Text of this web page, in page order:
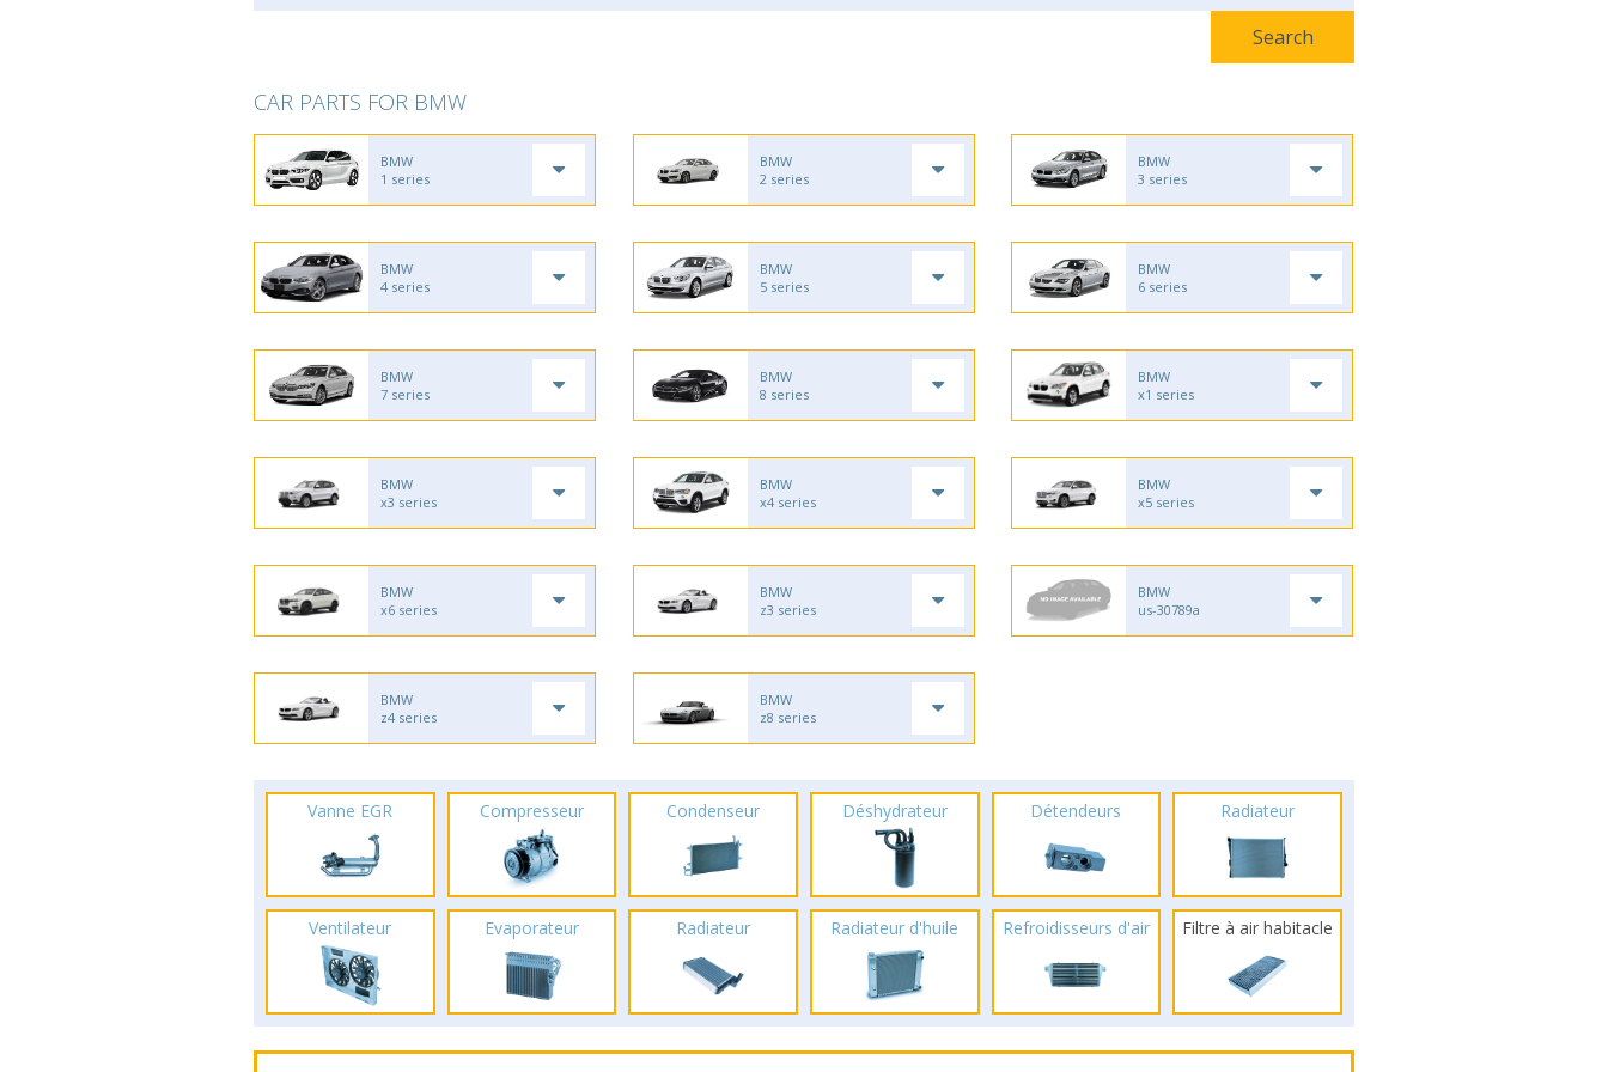
CAR PARTS FOR BMW
BMW
1 series
BMW
2 series
BMW
3 series
BMW
4 series
BMW
5 series
BMW
6 series
BMW
7 series
BMW
8 series
BMW
x1 series
BMW
x3 series
BMW
x4 series
BMW
x5 series
BMW
x6 series
BMW
z3 series
BMW
us-30789a
BMW
z4 series
BMW
z8 series
Vanne EGR Compresseur Condenseur Déshydrateur Détendeurs Radiateur
Ventilateur Evaporateur Radiateur Radiateur d'huile Refroidisseurs d'air Filtre à air habitacle